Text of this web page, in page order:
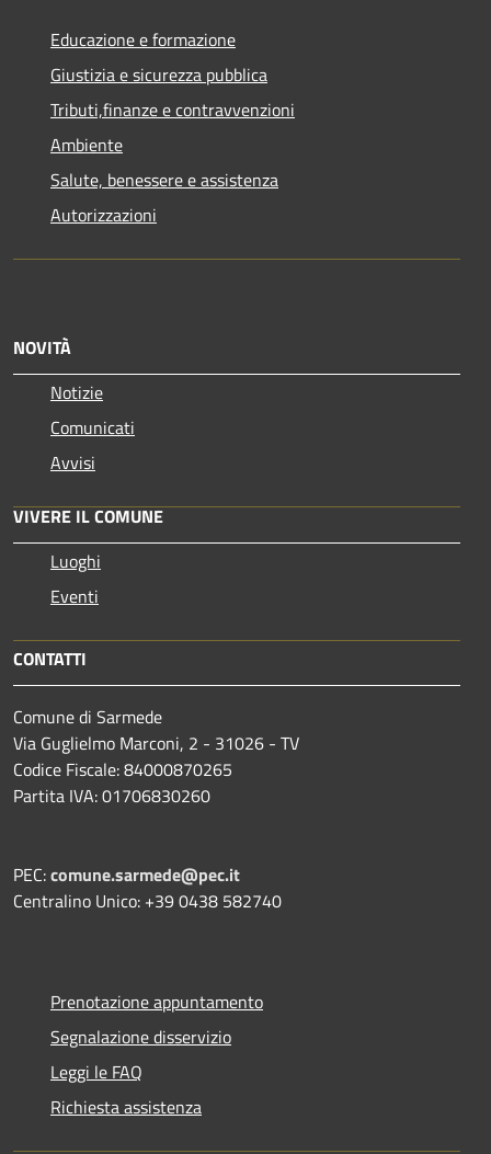
Educazione e formazione
Giustizia e sicurezza pubblica
Tributi,finanze e contravvenzioni
Ambiente
Salute, benessere e assistenza
Autorizzazioni
NOVITÀ
Notizie
Comunicati
Avvisi
VIVERE IL COMUNE
Luoghi
Eventi
CONTATTI
Comune di Sarmede
Via Guglielmo Marconi, 2 - 31026 - TV
Codice Fiscale: 84000870265
Partita IVA: 01706830260
PEC:comune.sarmede@pec.it
Centralino Unico: +39 0438 582740
Prenotazione appuntamento
Segnalazione disservizio
Leggi le FAQ
Richiesta assistenza